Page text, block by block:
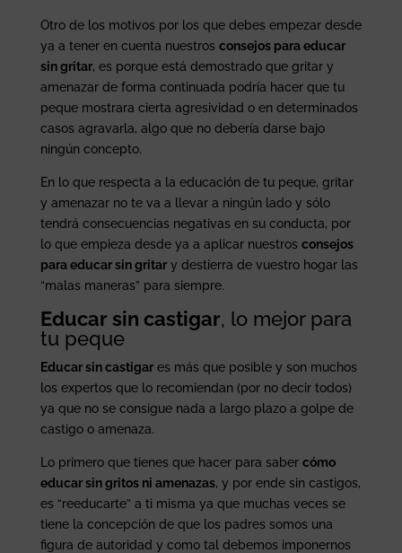
Otro de los motivos por los que debes empezar desde
ya a tener en cuenta nuestros consejos para educar
sin gritar, es porque está demostrado que gritar y
amenazar de forma continuada podría hacer que tu
peque mostrara cierta agresividad o en determinados
casos agravarla, algo que no debería darse bajo
ningún concepto.
En lo que respecta a la educación de tu peque, gritar
y amenazar no te va a llevar a ningún lado y sólo
tendrá consecuencias negativas en su conducta, por
lo que empieza desde ya a aplicar nuestros consejos
para educar sin gritary destierra de vuestro hogar las
“malas maneras” para siempre.
Educar sin castigar, lo mejor para
tu peque
Educar sin castigares más que posible y son muchos
los expertos que lo recomiendan (por no decir todos)
ya que no se consigue nada a largo plazo a golpe de
castigo o amenaza.
Lo primero que tienes que hacer para saber cómo
educar sin gritos ni amenazas, y por ende sin castigos,
es “reeducarte” a ti misma ya que muchas veces se
tiene la concepción de que los padres somos una
figura de autoridad y como tal debemos imponernos